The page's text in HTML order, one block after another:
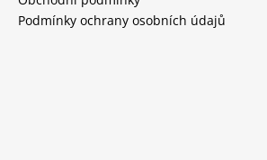
Podmínky ochrany osobních údajů